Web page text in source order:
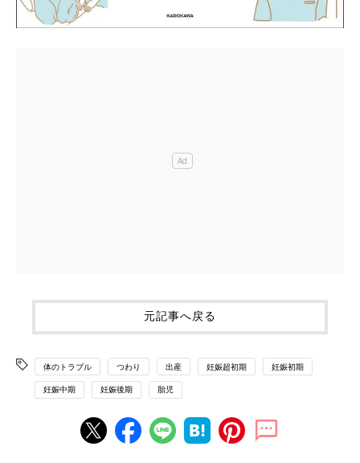
元記事へ戻る
体のトラブル つわり 出産 妊娠超初期 妊娠初期
妊娠中期 妊娠後期 胎児